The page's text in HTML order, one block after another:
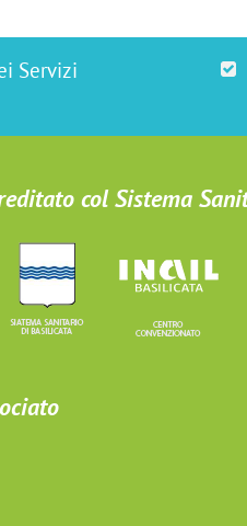
Servizi
col Sistema